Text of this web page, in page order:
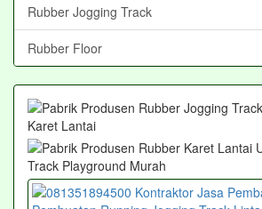
Rubber Jogging Track
Rubber Floor